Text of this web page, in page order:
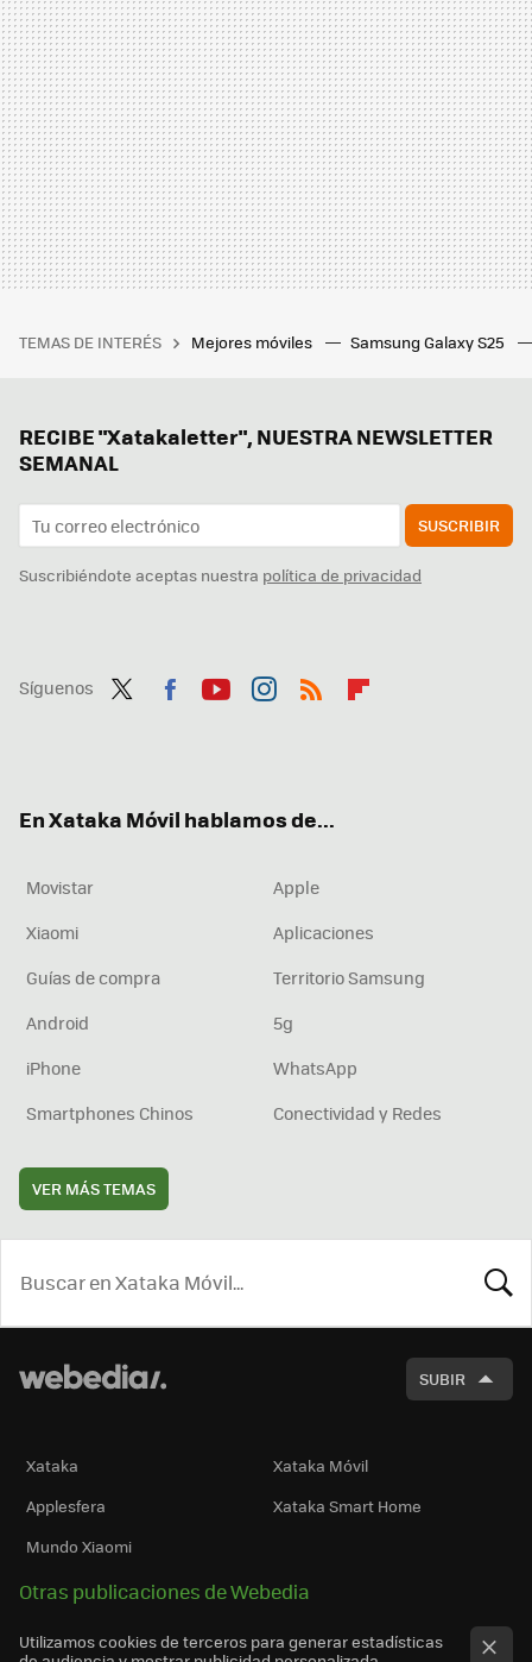
TEMAS DE INTERÉS Mejores móviles Samsung Galaxy S25
RECIBE "Xatakaletter", NUESTRA NEWSLETTER
SEMANAL
SUSCRIBIR
Suscribiéndote aceptas nuestra política de privacidad
Síguenos
En Xataka Móvil hablamos de...
Movistar
Apple
Xiaomi
Aplicaciones
Guías de compra
Territorio Samsung
Android
5g
iPhone
WhatsApp
Smartphones Chinos
Conectividad y Redes
VER MÁS TEMAS
SUBIR
Xataka
Xataka Móvil
Applesfera
Xataka Smart Home
Mundo Xiaomi
Otras publicaciones de Webedia
Utilizamos cookies de terceros para generar estadísticas